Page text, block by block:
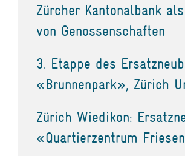
Zürcher Kantonalbank
von Genossenschaften
3. Etappe des
«Brunnenpark», Zürich
Zürich Wiedikon:
«Quartierzentrum